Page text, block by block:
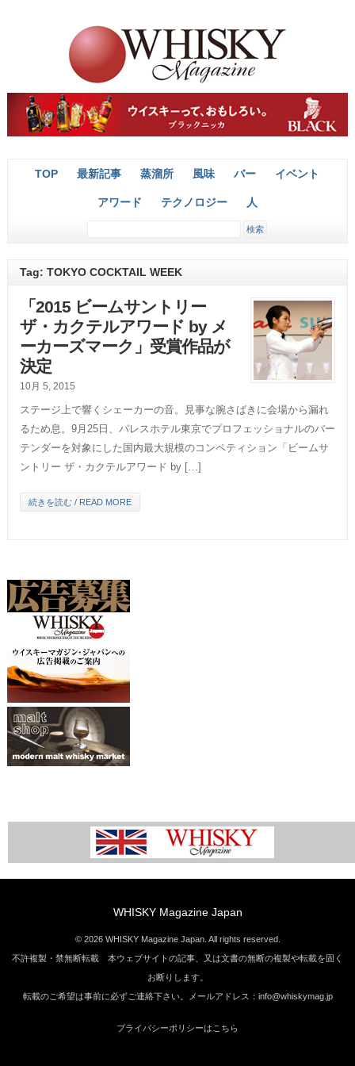
TOP 最新記事 蒸溜所 風味 バー イベント
アワード テクノロジー 人
Tag: TOKYO COCKTAIL WEEK
「2015 ビームサントリー
ザ・カクテルアワード by メ
ーカーズマーク」受賞作品が
決定
10月 5, 2015
ステージ上で響くシェーカーの音。見事な腕さばきに会場から漏れ
るため息。9月25日、パレスホテル東京でプロフェッショナルのバー
テンダーを対象にした国内最大規模のコンペティション「ビームサ
ントリー ザ・カクテルアワード by […]
続きを読む / READ MORE
WHISKY Magazine Japan
© 2026 WHISKY Magazine Japan. All rights reserved.
不許複製・禁無断転載 本ウェブサイトの記事、又は文書の無断の複製や転載を固く
お断りします。
転載のご希望は事前に必ずご連絡下さい。メールアドレス：info@whiskymag.jp
プライバシーポリシーはこちら